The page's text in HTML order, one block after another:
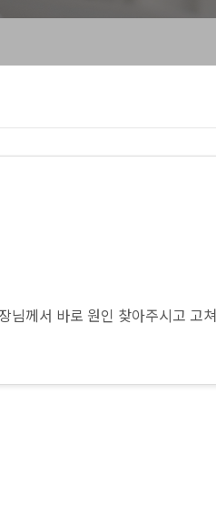
님께서 바로 원인 찾아주시고 고